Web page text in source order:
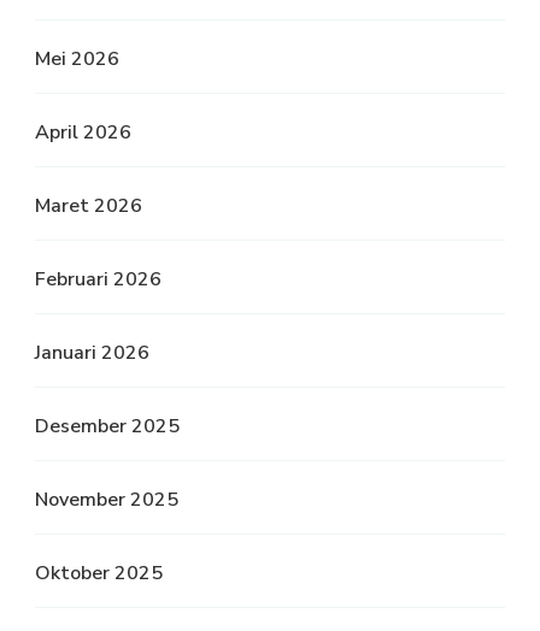
Mei 2026
April 2026
Maret 2026
Februari 2026
Januari 2026
Desember 2025
November 2025
Oktober 2025